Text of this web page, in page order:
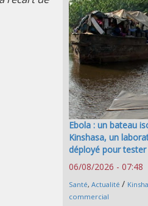
Ebola : un bateau
Kinshasa, un
déployé pour
06/08/2026 - 07:48
Santé, Actualité /
commercial